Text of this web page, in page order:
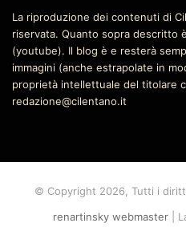
La riproduzione dei contenuti di
riservata. Quanto sopra descritto
(youtube). Il blog è e resterà
immagini (anche estrapolate in
proprietà intellettuale del titolare
redazione@cilentano.it
© Copyright 2026, Tutti i
renartinsky webmaster |